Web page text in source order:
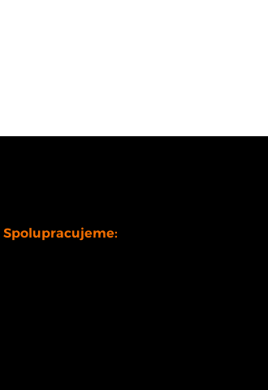
Spolupracujeme: